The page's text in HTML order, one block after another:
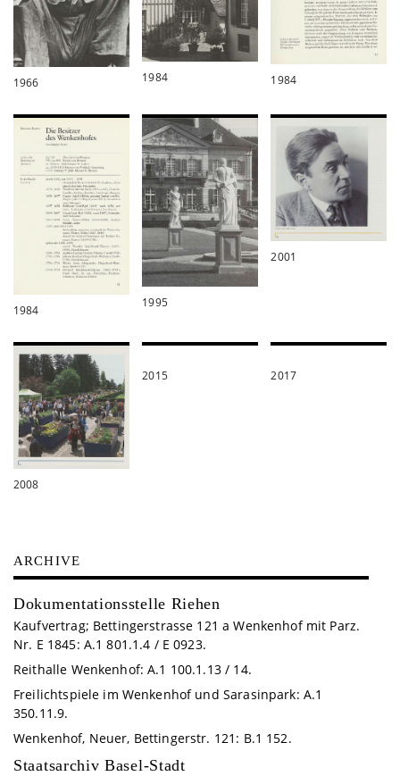
1966 1984 1984
1984
1995
2001
2008
2015 2017
ARCHIVE
Dokumentationsstelle Riehen
Kaufvertrag; Bettingerstrasse 121 a Wenkenhof mit Parz.
Nr. E 1845: A.1 801.1.4 / E 0923.
Reithalle Wenkenhof: A.1 100.1.13 / 14.
Freilichtspiele im Wenkenhof und Sarasinpark: A.1
350.11.9.
Wenkenhof, Neuer, Bettingerstr. 121: B.1 152.
Staatsarchiv Basel-Stadt